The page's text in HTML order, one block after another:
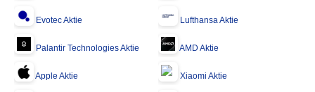
Evotec Aktie Lufthansa Aktie
Palantir Technologies Aktie AMD Aktie
Apple Aktie Xiaomi Aktie